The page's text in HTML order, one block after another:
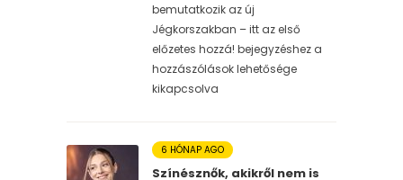
bemutatkozik az új
Jégkorszakban – itt az első
előzetes hozzá! bejegyzéshez a
hozzászólások lehetősége
kikapcsolva
6 HÓNAP AGO
Színésznők, akikről nem is